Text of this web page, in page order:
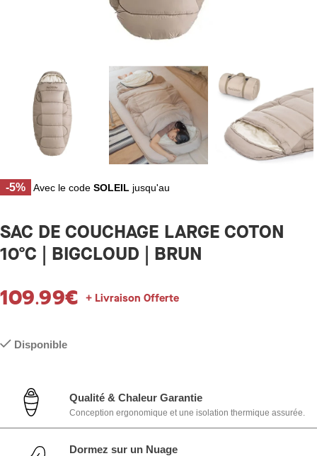
-5% Avec le code SOLEIL jusqu'au
SAC DE COUCHAGE LARGE COTON
10ºC | BIGCLOUD | BRUN
109.99€ + Livraison Offerte
Disponible
Qualité & Chaleur Garantie
Conception ergonomique et une isolation thermique assurée.
Dormez sur un Nuage